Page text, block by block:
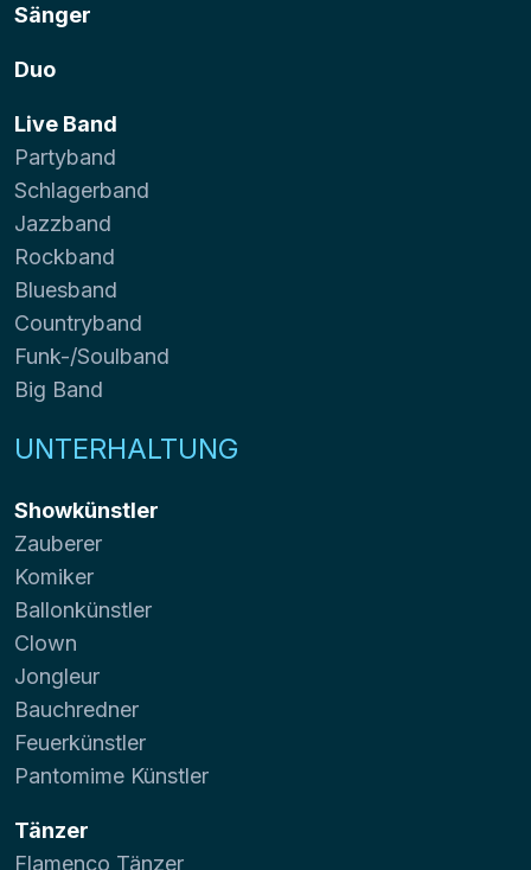
Sänger
Duo
Live Band
Partyband
Schlagerband
Jazzband
Rockband
Bluesband
Countryband
Funk-/Soulband
Big Band
UNTERHALTUNG
Showkünstler
Zauberer
Komiker
Ballonkünstler
Clown
Jongleur
Bauchredner
Feuerkünstler
Pantomime Künstler
Tänzer
Flamenco Tänzer